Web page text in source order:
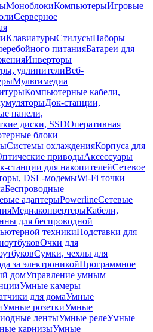
МоноблокиКомпьютерыИгровые
Серверное
КлавиатурыСтилусыНаборы
питанияБатареи для
Инверторы
удлинителиВеб-
Мультимедиа
Компьютерные кабели,
Док-станции,
панели,
диски, SSDОперативная
блоки
Системы охлажденияКорпуса для
приводыАксессуары
станции для накопителейСетевое
DSL-модемыWi-Fi точки
Беспроводные
адаптерыPowerlineСетевые
МедиаконвертерыКабели,
для беспроводной
техникиПодставки для
Очки для
Сумки, чехлы для
за электроникойПрограммное
домУправление умным
Умные камеры
для домаУмные
Умные розеткиУмные
лентыУмные релеУмные
карнизыУмные